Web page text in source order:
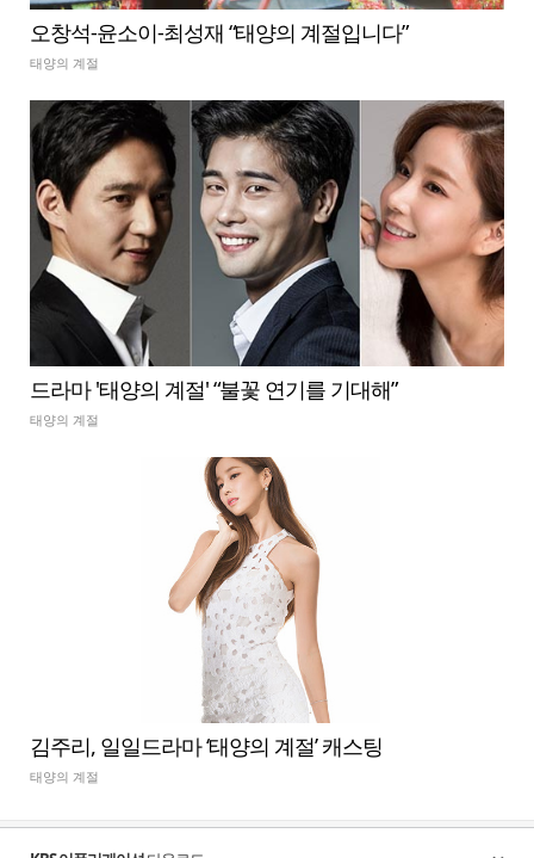
오창석-윤소이-최성재 “태양의 계절입니다”
태양의 계절
드라마 '태양의 계절' “불꽃 연기를 기대해”
태양의 계절
김주리, 일일드라마 ‘태양의 계절’ 캐스팅
태양의 계절